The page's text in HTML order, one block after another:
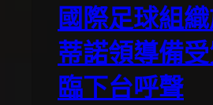
國際足球組
蒂諾領導備
臨下台呼聲